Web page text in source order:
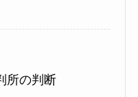
所の判断